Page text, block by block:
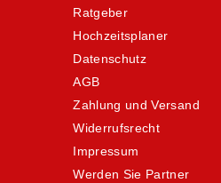
Ratgeber
Hochzeitsplaner
Datenschutz
AGB
Zahlung und Versand
Widerrufsrecht
Impressum
Werden Sie Partner